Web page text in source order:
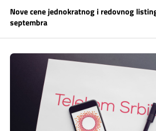
Pozivi ka inostranstvu
iris TV
TV APP
Šta da gledam?
Telefonski imenik
Samouslužni servisi
Dokumenta i uputstva
Kontakt centar
Kako do nas?
Nove cene jednokratnog i redovnog
septembra